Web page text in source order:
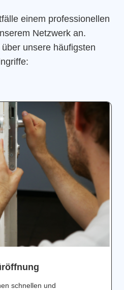
einem professionellen
Netzwerk an.
unsere häufigsten
schnellen und